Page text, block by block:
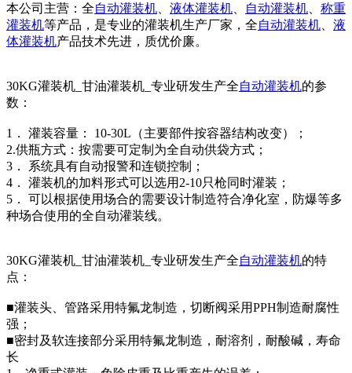
本公司主营：全自动灌装机 液体灌装机 自动灌装机
称重
灌装机等产品，是专业的灌装机生产厂家，全自动灌装机
液
体灌装机产品技术先进，质优价廉。
30KG灌装机_甘油灌装机_专业研发生产全自动灌装机的参
数：
1． 灌装容量： 10-30L（主要部件按容器结构改变）；
2.供瓶方式：按需要可定制为全自动供袋方式；
3． 系统具有自动报警和连锁控制；
4． 灌装机的加料形式可以选用2-10只枪同时灌装；
5． 可以根据使用场合的需要设计制造符合净化室，防爆等多
种场合使用的全自动灌装线。
30KG灌装机_甘油灌装机_专业研发生产全自动灌装机的特
点：
■灌装头、管路采用特氟龙制造，切断阀采用PPH制造耐腐性
强；
■密封及软连接部分采用特氟龙制造，耐溶剂，耐酸碱，寿命
长